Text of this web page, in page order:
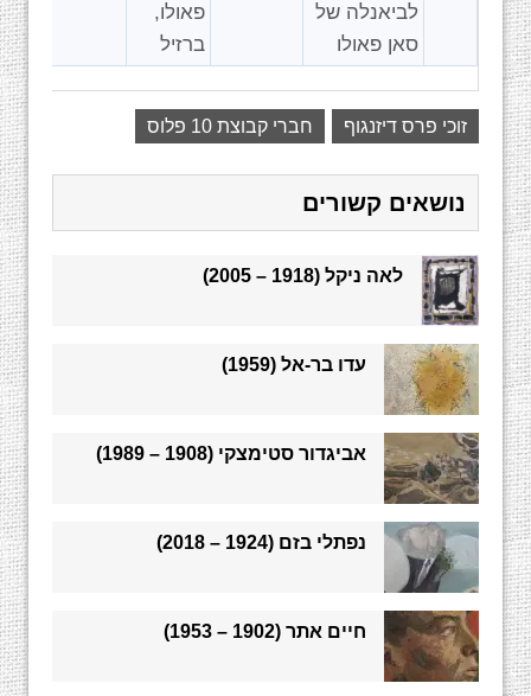
לביאנלה של
סאן פאולו
פאולו,
ברזיל
זוכי פרס דיזנגוף חברי קבוצת 10 פלוס
נושאים קשורים
לאה ניקל (1918 – 2005)
עדו בר-אל (1959)
אביגדור סטימצקי (1908 – 1989)
נפתלי בזם (1924 – 2018)
חיים אתר (1902 – 1953)